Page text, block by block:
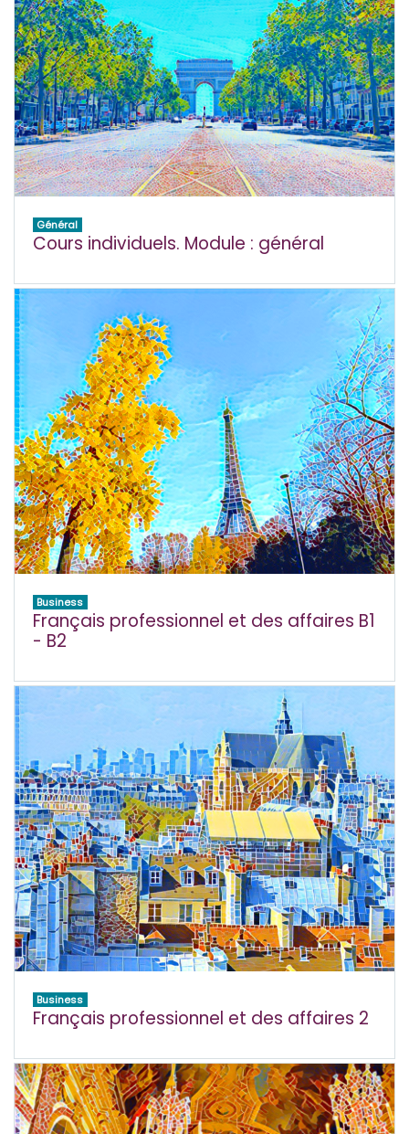
Général
Cours individuels. Module : général
Business
Français professionnel et des affaires B1
- B2
Business
Français professionnel et des affaires 2